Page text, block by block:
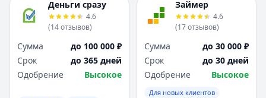
Деньги сразу
4.6
(14отзывов)
Сумма
до 100 000 ₽
Срок
до 365 дней
Одобрение
Высокое
Займер
4.6
(17отзывов)
Сумма
до 30 000 ₽
Срок
до 30 дней
Одобрение
Высокое
Для новых клиентов